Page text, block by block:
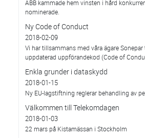
ABB kammade hem vinsten i hård
nominerade.
Ny Code of Conduct
2018-02-09
Vi har tillsammans med våra ägare Sonepar
uppdaterad uppförandekod (Code of
Enkla grunder i dataskydd
2018-01-15
Ny EU-lagstiftning reglerar behandling av
Välkommen till Telekomdagen
2018-01-03
22 mars på Kistamässan i Stockholm